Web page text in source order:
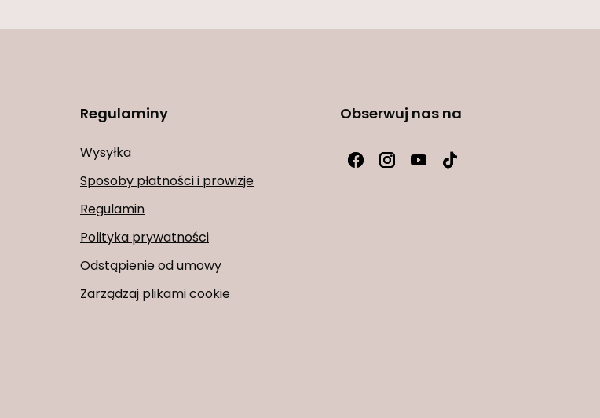
Regulaminy
Wysyłka
Sposoby płatności i prowizje
Regulamin
Polityka prywatności
Odstąpienie od umowy
Zarządzaj plikami cookie
Obserwuj nas na